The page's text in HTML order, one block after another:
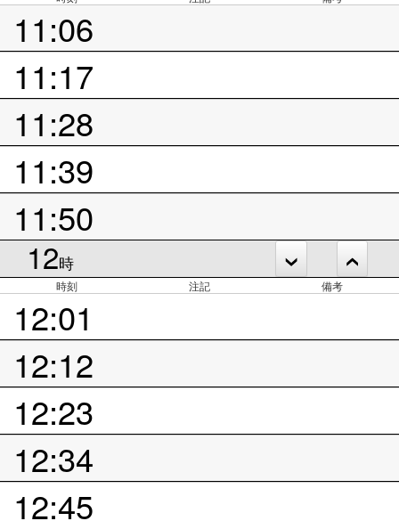
11:06
11:17
11:28
11:39
11:50
12時
時刻 注記 備考
12:01
12:12
12:23
12:34
12:45